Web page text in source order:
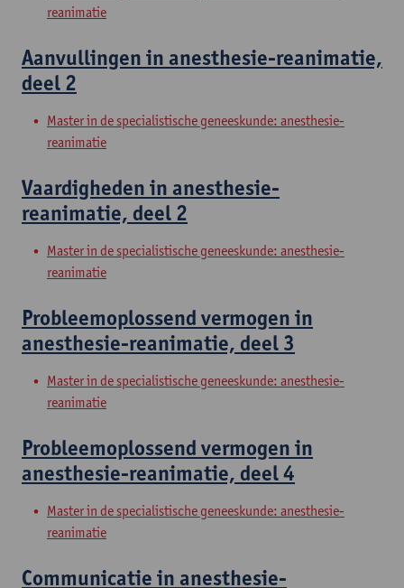
reanimatie
Aanvullingen in anesthesie-reanimatie,
deel 2
Master in de specialistische geneeskunde: anesthesie-
reanimatie
Vaardigheden in anesthesie-
reanimatie, deel 2
Master in de specialistische geneeskunde: anesthesie-
reanimatie
Probleemoplossend vermogen in
anesthesie-reanimatie, deel 3
Master in de specialistische geneeskunde: anesthesie-
reanimatie
Probleemoplossend vermogen in
anesthesie-reanimatie, deel 4
Master in de specialistische geneeskunde: anesthesie-
reanimatie
Communicatie in anesthesie-